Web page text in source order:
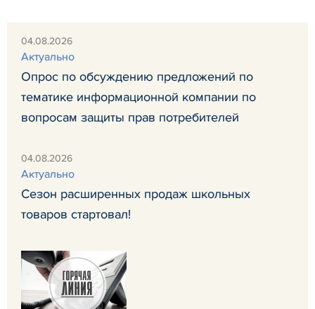
04.08.2026
Актуально
Опрос по обсуждению предложений по
тематике информационной компании по
вопросам защиты прав потребителей
04.08.2026
Актуально
Сезон расширенных продаж школьных
товаров стартовал!